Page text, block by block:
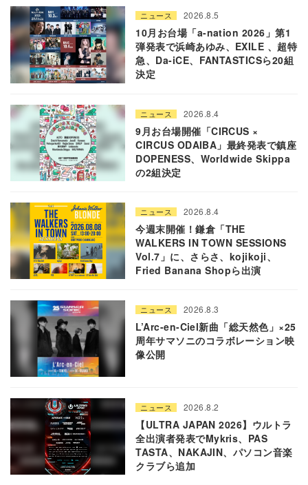
ニュース 2026.8.5
10月お台場「a-nation 2026」第1
弾発表で浜崎あゆみ、EXILE 、超特
急、Da-iCE、FANTASTICSら20組
決定
ニュース 2026.8.4
9月お台場開催「CIRCUS ×
CIRCUS ODAIBA」最終発表で鎮座
DOPENESS、Worldwide Skippa
の2組決定
ニュース 2026.8.4
今週末開催！鎌倉「THE
WALKERS IN TOWN SESSIONS
Vol.7」に、さらさ、kojikoji、
Fried Banana Shopら出演
ニュース 2026.8.3
L’Arc-en-Ciel新曲「総天然色」×25
周年サマソニのコラボレーション映
像公開
ニュース 2026.8.2
【ULTRA JAPAN 2026】ウルトラ
全出演者発表でMykris、PAS
TASTA、NAKAJIN、パソコン音楽
クラブら追加